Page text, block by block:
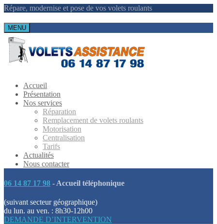
Répare, modernise et pose de vos volets roulants
MENU
Accueil
Présentation
Nos services
Réparation
Remplacement de volets roulants
Motorisation
Centralisation
Tarifs
Actualités
Nous contacter
06 14 87 17 98 - Accueil téléphonique
(suivant secteur géographique)
du lun. au ven. : 8h30-12h00
DEMANDE D’INTERVENTION